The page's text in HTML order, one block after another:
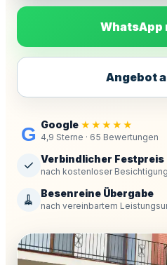
WhatsApp
Angebot
G Google ★★★★★
4,9 Sterne · 65 Bewertungen
✓ Verbindlicher Festpreis
nach kostenloser Besichtigung
🧹 Besenreine Übergabe
nach vereinbartem